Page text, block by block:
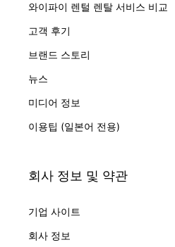
와이파이 렌털 렌탈 서비스 비교
고객 후기
브랜드 스토리
뉴스
미디어 정보
이용팁 (일본어 전용)
회사 정보 및 약관
기업 사이트
회사 정보